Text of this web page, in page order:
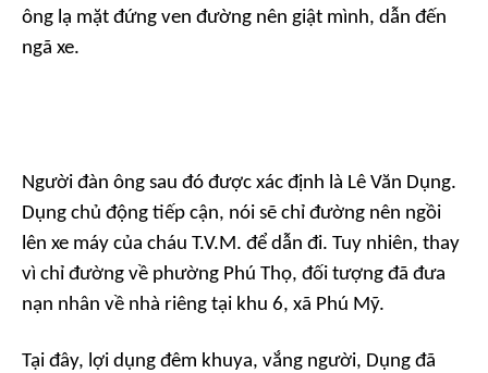
ông lạ mặt đứng ven đường nên giật mình, dẫn đến
ngã xe.
Người đàn ông sau đó được xác định là Lê Văn Dụng.
Dụng chủ động tiếp cận, nói sẽ chỉ đường nên ngồi
lên xe máy của cháu T.V.M. để dẫn đi. Tuy nhiên, thay
vì chỉ đường về phường Phú Thọ, đối tượng đã đưa
nạn nhân về nhà riêng tại khu 6, xã Phú Mỹ.
Tại đây, lợi dụng đêm khuya, vắng người, Dụng đã